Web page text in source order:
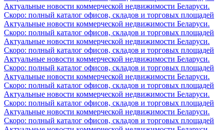
Актуальные новости коммерческой недвижимости Беларуси.
Скоро: полный каталог офисов, складов и торговых площадей
Актуальные новости коммерческой недвижимости Беларуси.
Скоро: полный каталог офисов, складов и торговых площадей
Актуальные новости коммерческой недвижимости Беларуси.
Скоро: полный каталог офисов, складов и торговых площадей
Актуальные новости коммерческой недвижимости Беларуси.
Скоро: полный каталог офисов, складов и торговых площадей
Актуальные новости коммерческой недвижимости Беларуси.
Скоро: полный каталог офисов, складов и торговых площадей
Актуальные новости коммерческой недвижимости Беларуси.
Скоро: полный каталог офисов, складов и торговых площадей
Актуальные новости коммерческой недвижимости Беларуси.
Скоро: полный каталог офисов, складов и торговых площадей